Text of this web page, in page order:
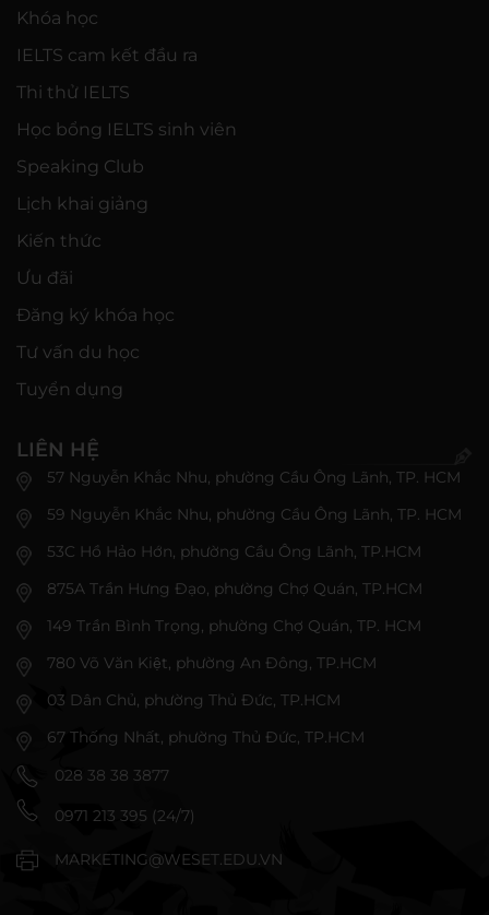
Khóa học
IELTS cam kết đầu ra
Thi thử IELTS
Học bổng IELTS sinh viên
Speaking Club
Lịch khai giảng
Kiến thức
Ưu đãi
Đăng ký khóa học
Tư vấn du học
Tuyển dụng
LIÊN HỆ
57 Nguyễn Khắc Nhu, phường Cầu Ông Lãnh, TP. HCM
59 Nguyễn Khắc Nhu, phường Cầu Ông Lãnh, TP. HCM
53C Hồ Hảo Hớn, phường Cầu Ông Lãnh, TP.HCM
875A Trần Hưng Đạo, phường Chợ Quán, TP.HCM
149 Trần Bình Trọng, phường Chợ Quán, TP. HCM
780 Võ Văn Kiệt, phường An Đông, TP.HCM
03 Dân Chủ, phường Thủ Đức, TP.HCM
67 Thống Nhất, phường Thủ Đức, TP.HCM
028 38 38 3877
0971 213 395 (24/7)
MARKETING@WESET.EDU.VN